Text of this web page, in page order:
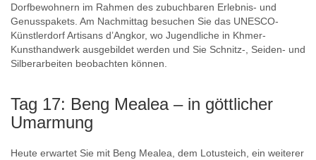
Dorfbewohnern im Rahmen des zubuchbaren Erlebnis- und
Genusspakets. Am Nachmittag besuchen Sie das UNESCO-
Künstlerdorf Artisans d’Angkor, wo Jugendliche in Khmer-
Kunsthandwerk ausgebildet werden und Sie Schnitz-, Seiden- und
Silberarbeiten beobachten können.
Tag 17: Beng Mealea – in göttlicher
Umarmung
Heute erwartet Sie mit Beng Mealea, dem Lotusteich, ein weiterer